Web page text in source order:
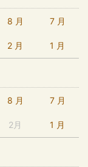
8 月 7 月
2 月 1 月
8 月 7 月
2月 1 月